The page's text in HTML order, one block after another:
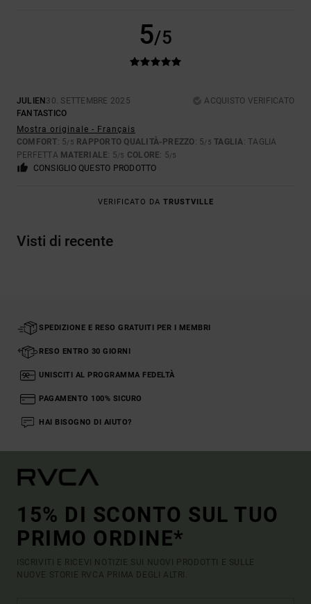
5/5
JULIEN 30. SETTEMBRE 2025
ACQUISTO VERIFICATO
FANTASTICO
Mostra originale - Français
COMFORT: 5/5 RAPPORTO QUALITÀ-PREZZO: 5/5 TAGLIA: TAGLIA
PERFETTA MATERIALE: 5/5 COLORE: 5/5
CONSIGLIO QUESTO PRODOTTO
VERIFICATO DA TRUSTVILLE
Visti di recente
SPEDIZIONE E RESO GRATUITI PER I MEMBRI
RESO ENTRO 30 GIORNI
UNISCITI AL PROGRAMMA FEDELTÀ
PAGAMENTO 100% SICURO
HAI BISOGNO DI AIUTO?
15% DI SCONTO SUL TUO
PRIMO ORDINE*
ISCRIVITI E RICEVI NOTIZIE SUI NUOVI PRODOTTI E SULLE
NUOVE STORIE RVCA PRIMA DEGLI ALTRI.